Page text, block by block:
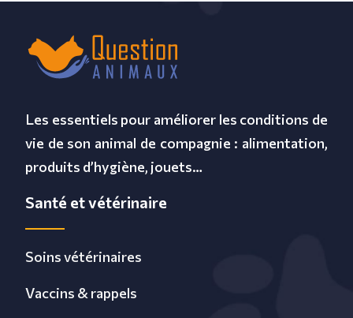
Les essentiels pour améliorer les conditions de
vie de son animal de compagnie : alimentation,
produits d’hygiène, jouets…
Santé et vétérinaire
Soins vétérinaires
Vaccins & rappels